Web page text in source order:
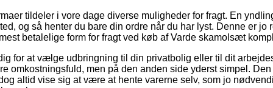
tildeler i vore dage diverse muligheder for fragt. En
og så henter du bare din ordre når du har lyst. Denne er jo
betalelige form for fragt ved køb af Varde skamolsæt
for at vælge udbringning til din privatbolig eller til dit
omkostningsfuld, men på den anden side yderst simpel.
altid vise sig at være at hente varerne selv, som jo